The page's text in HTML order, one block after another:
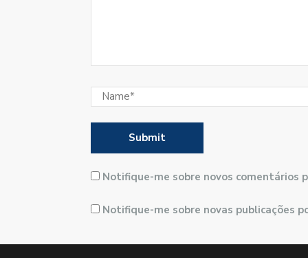
Notifique-me sobre novos comentários
Notifique-me sobre novas publicações